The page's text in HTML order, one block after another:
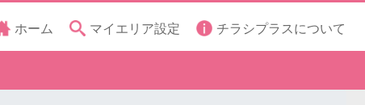
ホーム マイエリア設定 チラシプラスについて